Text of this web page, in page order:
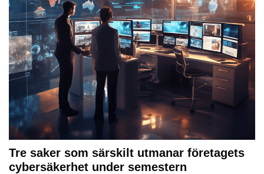
Tre saker som särskilt utmanar företagets
cybersäkerhet under semestern